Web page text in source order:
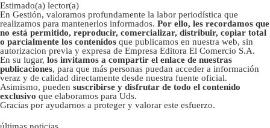
Estimado(a) lector(a)
En Gestión, valoramos profundamente la labor periodística que
realizamos para mantenerlos informados. Por ello, les recordamos que
no está permitido, reproducir, comercializar, distribuir, copiar total
o parcialmente los contenidos que publicamos en nuestra web, sin
autorizacion previa y expresa de Empresa Editora El Comercio S.A.
En su lugar, los invitamos a compartir el enlace de nuestras
publicaciones, para que más personas puedan acceder a información
veraz y de calidad directamente desde nuestra fuente oficial.
Asimismo, pueden suscribirse y disfrutar de todo el contenido
exclusivo que elaboramos para Uds.
Gracias por ayudarnos a proteger y valorar este esfuerzo.